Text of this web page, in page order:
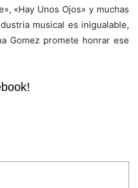
«Hay Unos Ojos» y muchas
musical es inigualable,
Gomez promete honrar ese